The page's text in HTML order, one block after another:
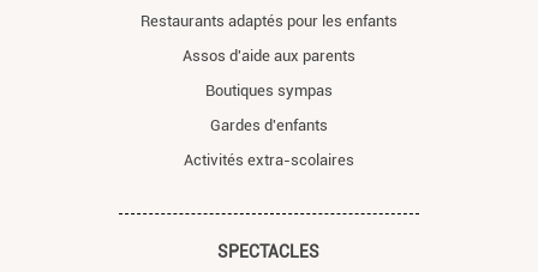
Restaurants adaptés pour les enfants
Assos d'aide aux parents
Boutiques sympas
Gardes d'enfants
Activités extra-scolaires
SPECTACLES